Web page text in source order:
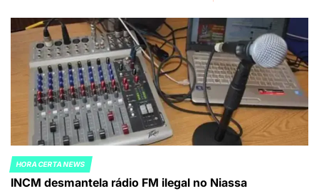
POSTED
IN
HORA CERTA NEWS
INCM desmantela rádio FM ilegal no Niassa